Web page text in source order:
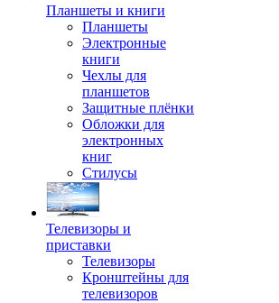
Планшеты и книги
Планшеты
Электронные
книги
Чехлы для
планшетов
Защитные плёнки
Обложки для
электронных
книг
Стилусы
Телевизоры и
приставки
Телевизоры
Кронштейны для
телевизоров